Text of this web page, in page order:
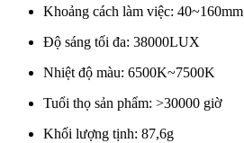
Khoảng cách làm việc: 40~160mm
Độ sáng tối đa: 38000LUX
Nhiệt độ màu: 6500K~7500K
Tuổi thọ sản phẩm: >30000 giờ
Khối lượng tịnh: 87,6g